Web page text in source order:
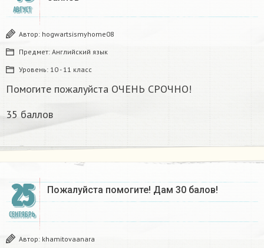
АВГУСТ
Автор: hogwartsismyhome08
Предмет: Английский язык
Уровень: 10 - 11 класс
Помогите пожалуйста ОЧЕНЬ СРОЧНО!
35 баллов
25
СЕНТЯБРЬ
Пожалуйста помогите! Дам 30 балов!
Автор: khamitovaanara